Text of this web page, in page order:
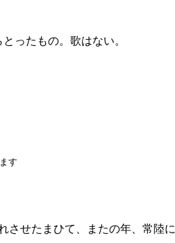
ったもの。歌はない。
す
させたまひて、またの年、常陸